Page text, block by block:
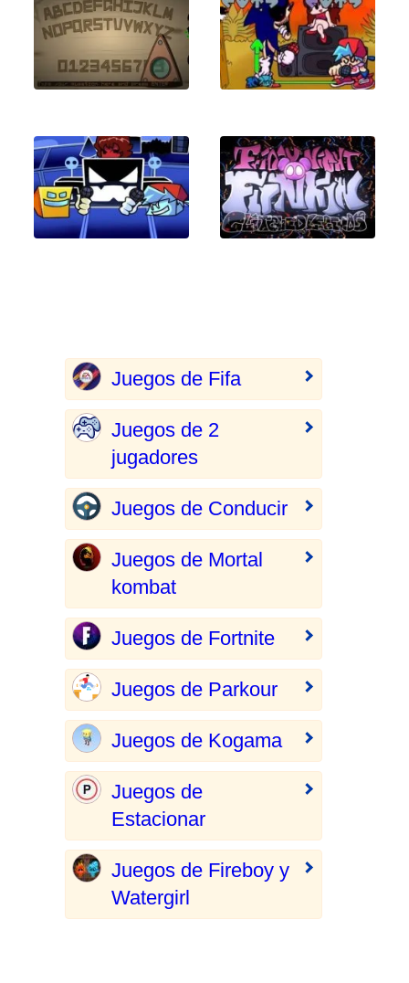
Juegos de Fifa
Juegos de 2
jugadores
Juegos de Conducir
Juegos de Mortal
kombat
Juegos de Fortnite
Juegos de Parkour
Juegos de Kogama
Juegos de
Estacionar
Juegos de Fireboy y
Watergirl